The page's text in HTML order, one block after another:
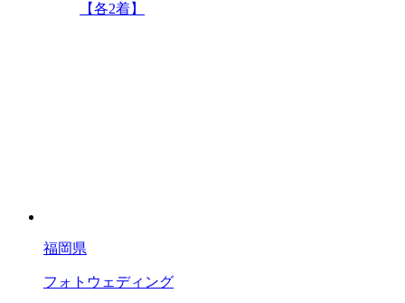
【各2着】
福岡県
フォトウェディング